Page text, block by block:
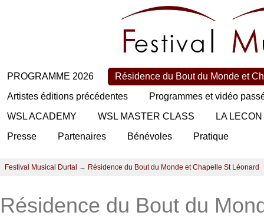
PROGRAMME 2026
Résidence du Bout du Monde et
Artistes éditions précédentes
Programmes et vidéo
WSL ACADEMY
WSL MASTER CLASS
LA
Presse
Partenaires Bénévoles Pratique
Festival Musical Durtal → Résidence du Bout du Monde et Chapelle St Léonard
Résidence du Bout du